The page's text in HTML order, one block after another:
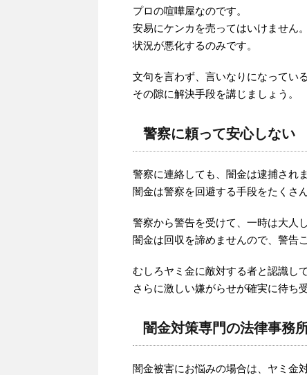
プロの喧嘩屋なのです。
安易にケンカを売ってはいけません。
状況が悪化するのみです。
文句を言わず、言いなりになってい
その隙に解決手段を講じましょう。
警察に頼って安心しない
警察に連絡しても、闇金は逮捕されま
闇金は警察を回避する手段をたくさ
警察から警告を受けて、一時は大人
闇金は回収を諦めませんので、警告
むしろヤミ金に敵対する者と認識して
さらに激しい嫌がらせが確実に待ち
闇金対策専門の法律事務
闇金被害にお悩みの場合は、ヤミ金